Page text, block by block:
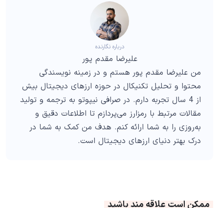
درباره نگارنده
علیرضا مقدم پور
من علیرضا مقدم پور هستم و در زمینه نویسندگی
محتوا و تحلیل تکنیکال در حوزه ارزهای دیجیتال بیش
از 4 سال تجربه دارم. در صرافی نیپوتو به ترجمه و تولید
مقالات مرتبط با رمزارز می‌پردازم تا اطلاعات دقیق و
به‌روزی را به شما ارائه کنم. هدف من کمک به شما در
درک بهتر دنیای ارزهای دیجیتال است.
ممکن است علاقه مند باشید